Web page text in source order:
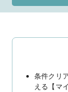
条件クリ
える【マ